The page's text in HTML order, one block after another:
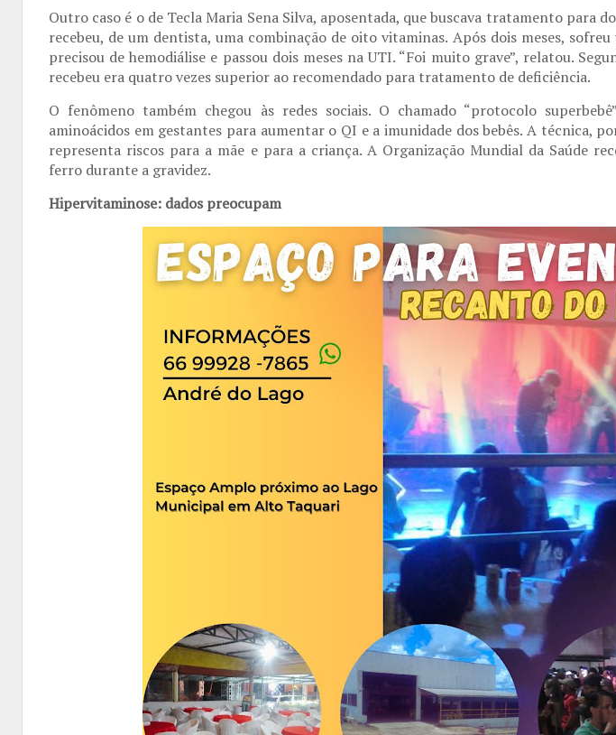
Outro caso é o de Tecla Maria Sena Silva, aposentada, que buscava tratamento para
recebeu, de um dentista, uma combinação de oito vitaminas. Após dois meses,
precisou de hemodiálise e passou dois meses na UTI. “Foi muito grave”, relatou.
recebeu era quatro vezes superior ao recomendado para tratamento de deficiência.
O fenômeno também chegou às redes sociais. O chamado “protocolo
aminoácidos em gestantes para aumentar o QI e a imunidade dos bebês. A técnica,
representa riscos para a mãe e para a criança. A Organização Mundial da Saúde
ferro durante a gravidez.
Hipervitaminose: dados preocupam